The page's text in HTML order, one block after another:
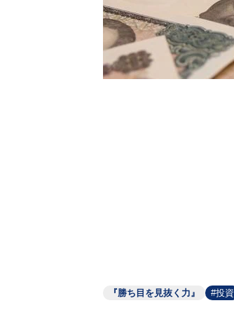
『勝ち目を見抜く力』 #投資